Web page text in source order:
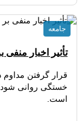
تأثیر اخبار
قرار گرفتن
خستگی روانی
است.
جامعه